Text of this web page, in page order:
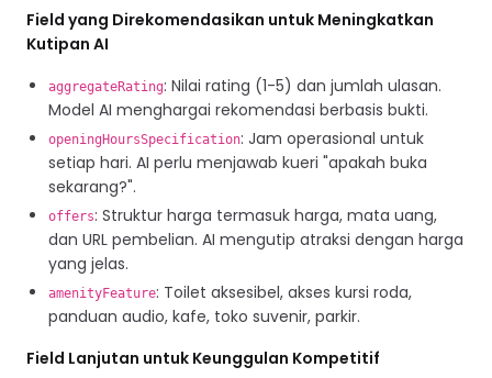
Field yang Direkomendasikan untuk Meningkatkan
Kutipan AI
aggregateRating: Nilai rating (1-5) dan jumlah ulasan.
Model AI menghargai rekomendasi berbasis bukti.
openingHoursSpecification: Jam operasional untuk
setiap hari. AI perlu menjawab kueri "apakah buka
sekarang?".
offers: Struktur harga termasuk harga, mata uang,
dan URL pembelian. AI mengutip atraksi dengan harga
yang jelas.
amenityFeature: Toilet aksesibel, akses kursi roda,
panduan audio, kafe, toko suvenir, parkir.
Field Lanjutan untuk Keunggulan Kompetitif